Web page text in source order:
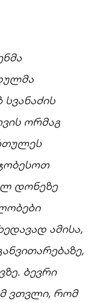
სვანაძის
ორმაგ
დონეზე
ამისა,
ბევრი
ვთვლი, რომ